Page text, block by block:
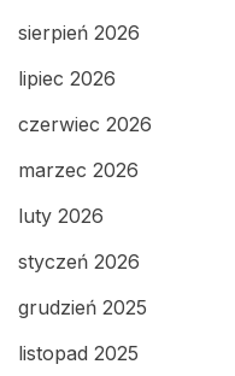
sierpień 2026
lipiec 2026
czerwiec 2026
marzec 2026
luty 2026
styczeń 2026
grudzień 2025
listopad 2025